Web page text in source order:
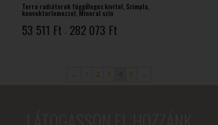
Terra radiátorok függőleges kivitel, Szimpla,
konvektorlemezzel, Mineral szín
53 511 Ft – 282 073 Ft53
282
← 1 2 3 4 5 →